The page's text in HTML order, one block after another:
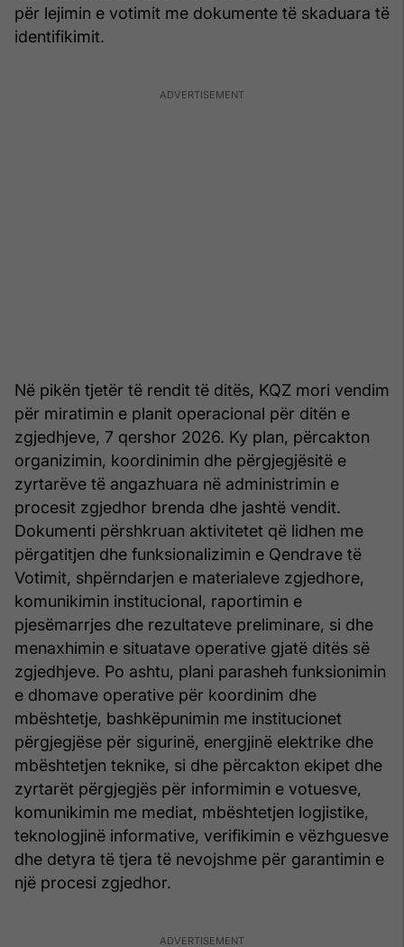
për lejimin e votimit me dokumente të skaduara të
identifikimit.
Në pikën tjetër të rendit të ditës, KQZ mori vendim
për miratimin e planit operacional për ditën e
zgjedhjeve, 7 qershor 2026. Ky plan, përcakton
organizimin, koordinimin dhe përgjegjësitë e
zyrtarëve të angazhuara në administrimin e
procesit zgjedhor brenda dhe jashtë vendit.
Dokumenti përshkruan aktivitetet që lidhen me
përgatitjen dhe funksionalizimin e Qendrave të
Votimit, shpërndarjen e materialeve zgjedhore,
komunikimin institucional, raportimin e
pjesëmarrjes dhe rezultateve preliminare, si dhe
menaxhimin e situatave operative gjatë ditës së
zgjedhjeve. Po ashtu, plani parasheh funksionimin
e dhomave operative për koordinim dhe
mbështetje, bashkëpunimin me institucionet
përgjegjëse për sigurinë, energjinë elektrike dhe
mbështetjen teknike, si dhe përcakton ekipet dhe
zyrtarët përgjegjës për informimin e votuesve,
komunikimin me mediat, mbështetjen logjistike,
teknologjinë informative, verifikimin e vëzhguesve
dhe detyra të tjera të nevojshme për garantimin e
një procesi zgjedhor.